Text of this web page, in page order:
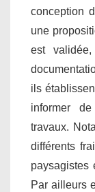
conception
une
est
ils
informer
travaux.
différents
paysagistes
Par ailleurs